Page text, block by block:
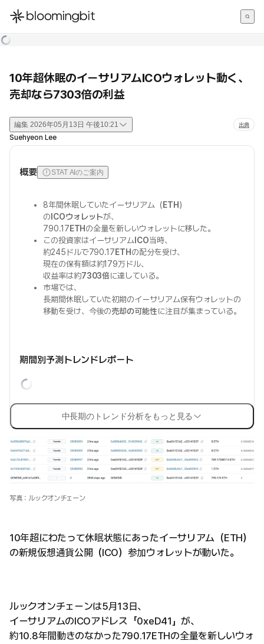
한국어
10年超休眠のイーサリアムICOウォレット動く、
売却なら7303倍の利益
編集 2026年05月13日 午後10:21 出典
Suehyeon Lee
概要 STAT AIのご案内
8年間休眠していたイーサリアム（ETH）
の ICOウォレットが、
790.17ETHの全量を新しいウォレットに移した。
この投資家はイーサリアム ICO当時、
約245ドルで790.17ETHの配分を受け、
現在の保有額は約179万ドル、
収益率は約7303倍に達している。
市場では、
長期間休眠していた初期のイーサリアム保有ウォレットの
移動を受け、今後の売却の可能性に注目が集まっている。
期間別予測トレンドレポート
中長期のトレンド分析をもっと見る
写真：ルックオンチェーン
10年超にわたって休眠状態にあったイーサリアム（ETH）
の新規仮想通貨公開（ICO）参加ウォレットが動いた。
ルックオンチェーンは5月13日、
イーサリアムのICOアドレス「0xeD41」が、
約10.8年間動きのなかった790.17ETHの全量を新しいウォ